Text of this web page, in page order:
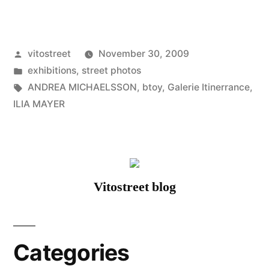
23/01/2010”
Posted
by
vitostreet
November 30, 2009
Posted
in
exhibitions, street photos
Tags:
ANDREA MICHAELSSON, btoy, Galerie Itinerrance,
ILIA MAYER
Vitostreet blog
Categories